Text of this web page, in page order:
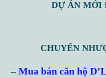
DỰ ÁN MỚI
CHUYỂN
–Mua bán căn hộ